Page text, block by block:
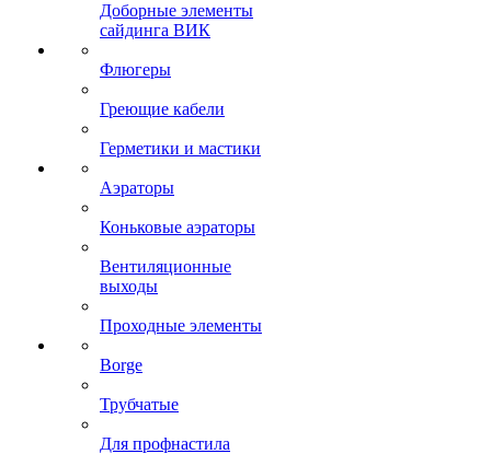
Доборные элементы
сайдинга ВИК
Флюгеры
Греющие кабели
Герметики и мастики
Аэраторы
Коньковые аэраторы
Вентиляционные
выходы
Проходные элементы
Borge
Трубчатые
Для профнастила